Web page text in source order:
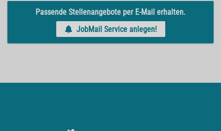
Passende Stellenangebote per E-Mail erhalten.
JobMail Service anlegen!